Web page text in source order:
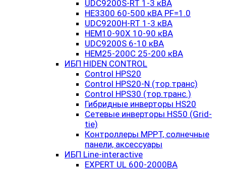
UDC9200S-RT 1-3 кВА
HE3300 60-500 кВА PF=1.0
UDC9200H-RT 1-3 кВА
HEM10-90X 10-90 кВА
UDC9200S 6-10 кВА
HEM25-200C 25-200 кВА
ИБП HIDEN CONTROL
Control HPS20
Control HPS20-N (тор.транс)
Control HPS30 (тор.транс.)
Гибридные инверторы HS20
Сетевые инверторы HS50 (Grid-
tie)
Контроллеры MPPT, солнечные
панели, аксессуары
ИБП Line-interactive
EXPERT UL 600-2000ВА